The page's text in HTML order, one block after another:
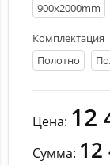
900х2000mm
Комплектация
Полотно
Цена: 12
Сумма: 12